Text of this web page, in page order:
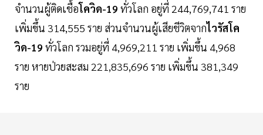
จำนวนผู้ติดเชื้อโควิด-19 ทั่วโลก อยู่ที่ 244,769,741 ราย
เพิ่มขึ้น 314,555 ราย ส่วนจำนวนผู้เสียชีวิตจากไวรัสโค
วิด-19 ทั่วโลก รวมอยู่ที่ 4,969,211 ราย เพิ่มขึ้น 4,968
ราย หายป่วยสะสม 221,835,696 ราย เพิ่มขึ้น 381,349
ราย